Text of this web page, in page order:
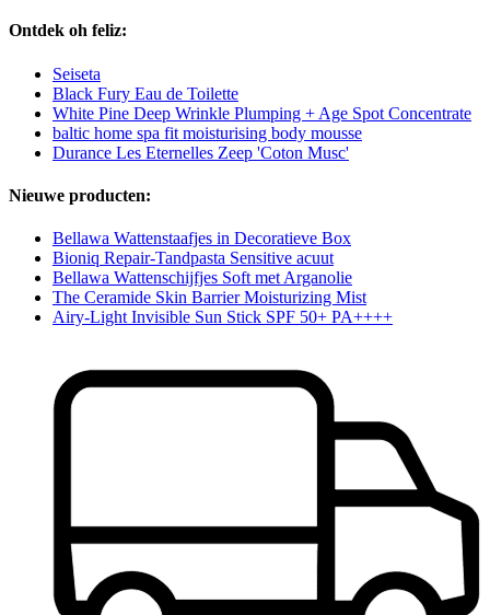
Ontdek oh feliz:
Seiseta
Black Fury Eau de Toilette
White Pine Deep Wrinkle Plumping + Age Spot Concentrate
baltic home spa fit moisturising body mousse
Durance Les Eternelles Zeep 'Coton Musc'
Nieuwe producten:
Bellawa Wattenstaafjes in Decoratieve Box
Bioniq Repair-Tandpasta Sensitive acuut
Bellawa Wattenschijfjes Soft met Arganolie
The Ceramide Skin Barrier Moisturizing Mist
Airy-Light Invisible Sun Stick SPF 50+ PA++++